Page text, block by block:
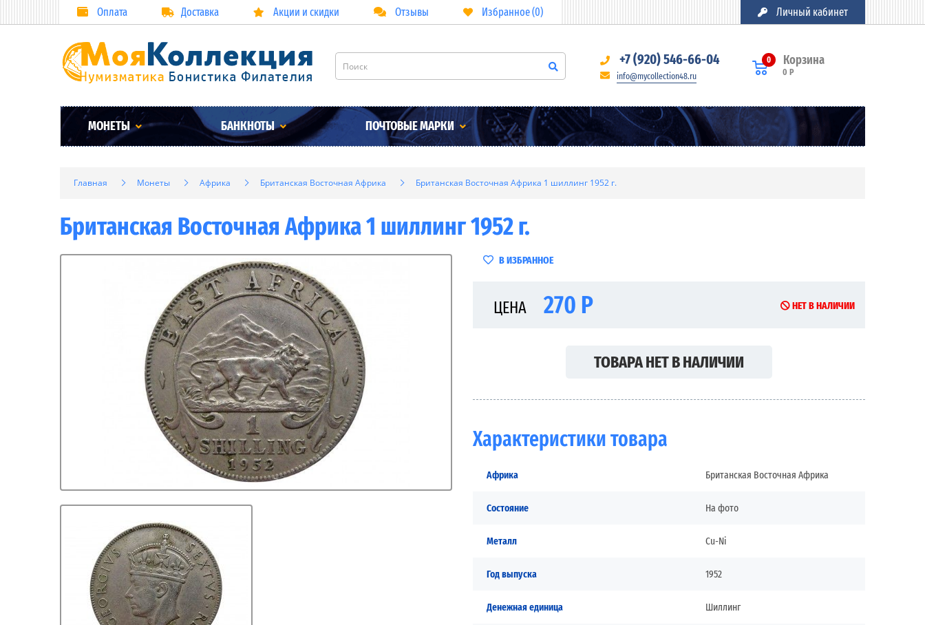
Оплата Доставка Акции и скидки Отзывы Избранное (0) Личный кабинет
+7 (920) 546-66-04
info@mycollection48.ru
Корзина
0
0 Р
МОНЕТЫ БАНКНОТЫ ПОЧТОВЫЕ МАРКИ
Главная Монеты Африка Британская Восточная Африка Британская Восточная Африка 1 шиллинг 1952 г.
Британская Восточная Африка 1 шиллинг 1952 г.
В ИЗБРАННОЕ
ЦЕНА 270 Р НЕТ В НАЛИЧИИ
ТОВАРА НЕТ В НАЛИЧИИ
Характеристики товара
Африка Британская Восточная Африка
Состояние На фото
Металл Cu-Ni
Год выпуска 1952
Денежная единица Шиллинг